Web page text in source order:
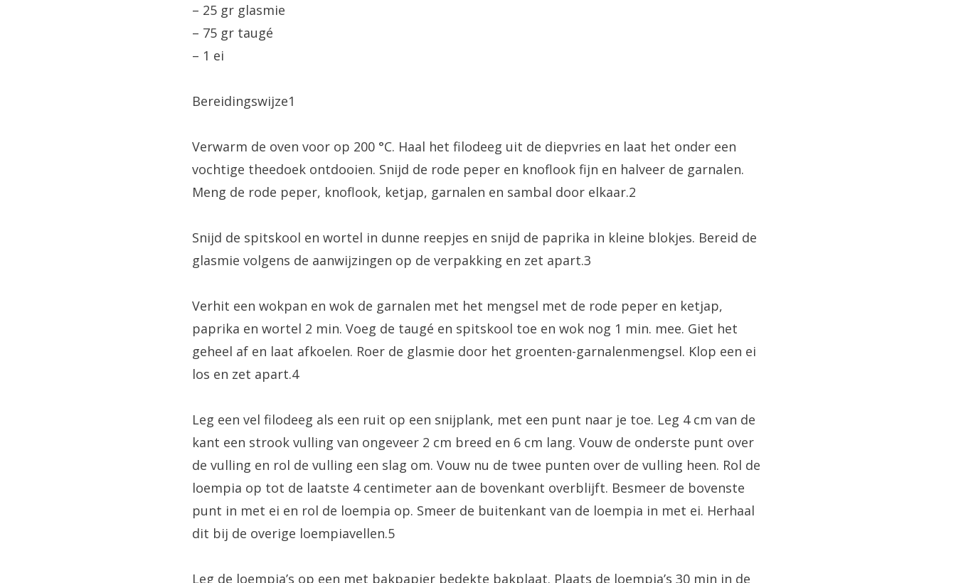
– 25 gr glasmie
– 75 gr taugé
– 1 ei
Bereidingswijze1
Verwarm de oven voor op 200 °C. Haal het filodeeg uit de diepvries en laat het onder een
vochtige theedoek ontdooien. Snijd de rode peper en knoflook fijn en halveer de garnalen.
Meng de rode peper, knoflook, ketjap, garnalen en sambal door elkaar.2
Snijd de spitskool en wortel in dunne reepjes en snijd de paprika in kleine blokjes. Bereid de
glasmie volgens de aanwijzingen op de verpakking en zet apart.3
Verhit een wokpan en wok de garnalen met het mengsel met de rode peper en ketjap,
paprika en wortel 2 min. Voeg de taugé en spitskool toe en wok nog 1 min. mee. Giet het
geheel af en laat afkoelen. Roer de glasmie door het groenten-garnalenmengsel. Klop een ei
los en zet apart.4
Leg een vel filodeeg als een ruit op een snijplank, met een punt naar je toe. Leg 4 cm van de
kant een strook vulling van ongeveer 2 cm breed en 6 cm lang. Vouw de onderste punt over
de vulling en rol de vulling een slag om. Vouw nu de twee punten over de vulling heen. Rol de
loempia op tot de laatste 4 centimeter aan de bovenkant overblijft. Besmeer de bovenste
punt in met ei en rol de loempia op. Smeer de buitenkant van de loempia in met ei. Herhaal
dit bij de overige loempiavellen.5
Leg de loempia’s op een met bakpapier bedekte bakplaat. Plaats de loempia’s 30 min in de